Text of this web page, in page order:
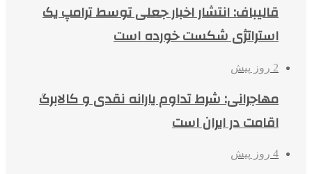
قالیباف: انتشار اخبار جعلی توسط ترامپ یک
استراتژی شکست خورده است
2 روز پیش
مهاجرانی: شرط تداوم یارانه نقدی و کالابرگ
اقامت در ایران است
4 روز پیش